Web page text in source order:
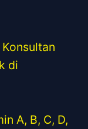
di
A, B, C, D,